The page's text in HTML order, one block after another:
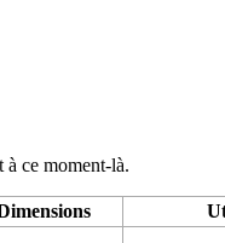
ce moment-là.